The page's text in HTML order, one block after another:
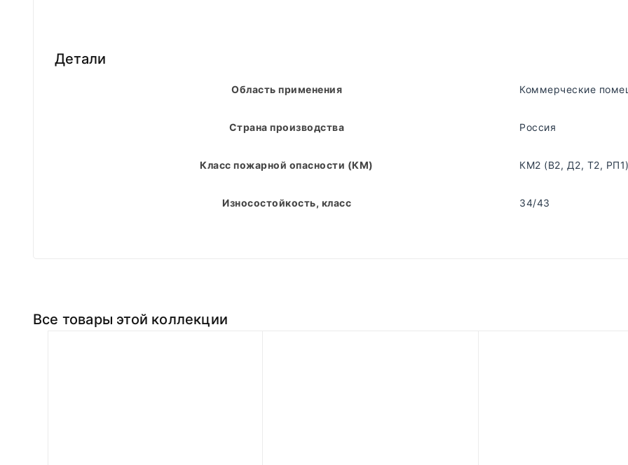
Детали
Область применения Коммерческие
Страна производства Россия
Класс пожарной опасности (КМ) КМ2 (В2, Д2, Т2,
Износостойкость, класс 34/43
Все товары этой коллекции